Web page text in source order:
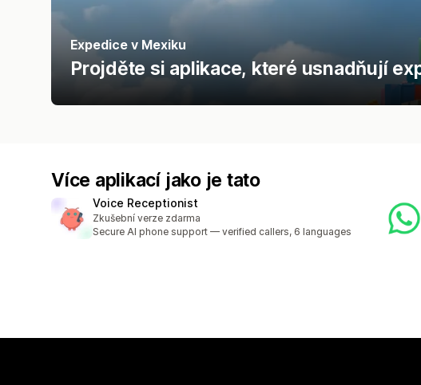
Expedice v Mexiku
Projděte si aplikace, které usnadňují
Více aplikací jako je tato
Voice Receptionist
Zkušební verze zdarma
Secure AI phone support — verified callers, 6 languages